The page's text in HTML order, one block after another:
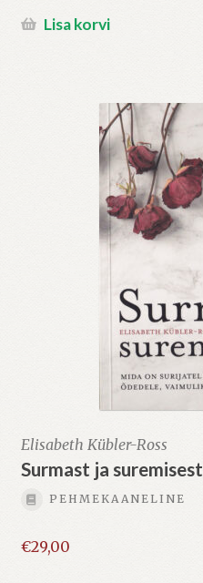
Lisa korvi
Elisabeth Kübler-Ross
Surmast ja suremisest
PEHMEKAANELINE
€29,00